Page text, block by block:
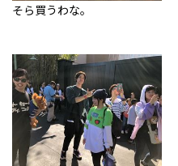
そら買うわな。